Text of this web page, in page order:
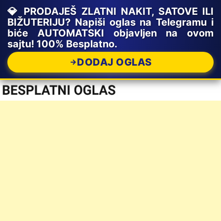
💎 PRODAJEŠ ZLATNI NAKIT, SATOVE ILI
BIŽUTERIJU? Napiši oglas na Telegramu i
biće AUTOMATSKI objavljen na ovom
sajtu! 100% Besplatno.
DODAJ OGLAS